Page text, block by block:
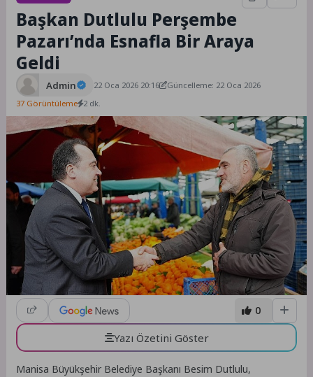
Başkan Dutlulu Perşembe
Pazarı’nda Esnafla Bir Araya
Geldi
Admin 22 Oca 2026 20:16
Güncelleme: 22 Oca 2026
37 Görüntüleme 2 dk.
0
Yazı Özetini Göster
Manisa Büyükşehir Belediye Başkanı Besim Dutlulu,